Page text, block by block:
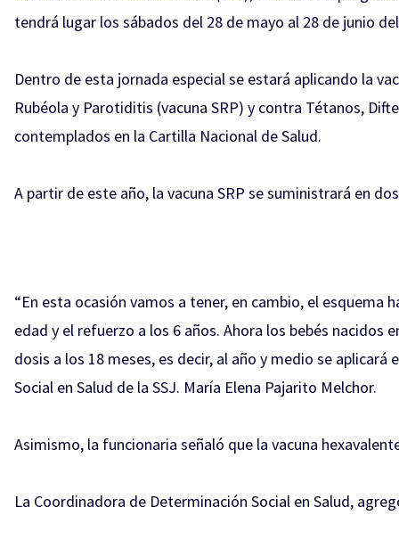
tendrá lugar los sábados del 28 de mayo al 28 de junio
Dentro de esta jornada especial se estará aplicando la
Rubéola y Parotiditis (vacuna SRP) y contra Tétanos,
contemplados en la Cartilla Nacional de Salud.
A partir de este año, la vacuna SRP se suministrará en
“En esta ocasión vamos a tener, en cambio, el esquema
edad y el refuerzo a los 6 años. Ahora los bebés nacidos
dosis a los 18 meses, es decir, al año y medio se
Social en Salud de la SSJ. María Elena Pajarito Melchor.
Asimismo, la funcionaria señaló que la vacuna
La Coordinadora de Determinación Social en Salud,